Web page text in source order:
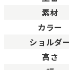
僅かな
少々使
態の良
一般的
い商品。
素材
カラー
ショルダー
高さ